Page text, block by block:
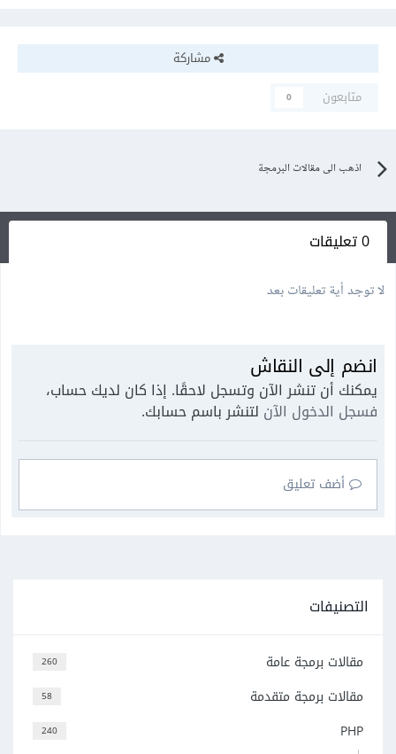
مشاركة
متابعون
0
اذهب الى مقالات البرمجة
0 تعليقات
لا توجد أية تعليقات بعد
انضم إلى النقاش
يمكنك أن تنشر الآن وتسجل لاحقًا. إذا كان لديك حساب،
فسجل الدخول الآن لتنشر باسم حسابك.
أضف تعليق
التصنيفات
260 مقالات برمجة عامة
58 مقالات برمجة متقدمة
240 PHP